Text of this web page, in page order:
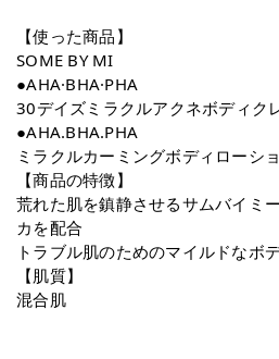
【使った商品】
SOME BY MI
●AHA·BHA·PHA
30デイズミラクルアクネボディク
●AHA.BHA.PHA
ミラクルカーミングボディローシ
【商品の特徴】
荒れた肌を鎮静させるサムバイミ
カを配合
トラブル肌のためのマイルドなボ
【肌質】
混合肌